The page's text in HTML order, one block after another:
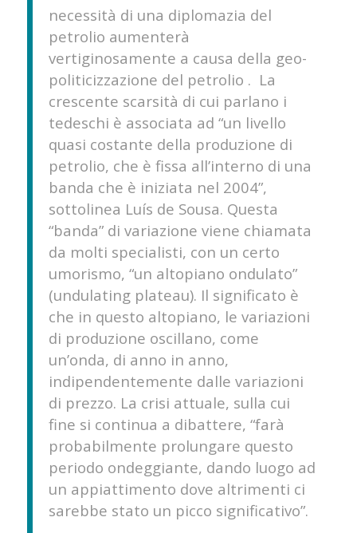
necessità di una diplomazia del
petrolio aumenterà
vertiginosamente a causa della geo-
politicizzazione del petrolio . La
crescente scarsità di cui parlano i
tedeschi è associata ad “un livello
quasi costante della produzione di
petrolio, che è fissa all’interno di una
banda che è iniziata nel 2004”,
sottolinea Luís de Sousa. Questa
“banda” di variazione viene chiamata
da molti specialisti, con un certo
umorismo, “un altopiano ondulato”
(undulating plateau). Il significato è
che in questo altopiano, le variazioni
di produzione oscillano, come
un’onda, di anno in anno,
indipendentemente dalle variazioni
di prezzo. La crisi attuale, sulla cui
fine si continua a dibattere, “farà
probabilmente prolungare questo
periodo ondeggiante, dando luogo ad
un appiattimento dove altrimenti ci
sarebbe stato un picco significativo”.